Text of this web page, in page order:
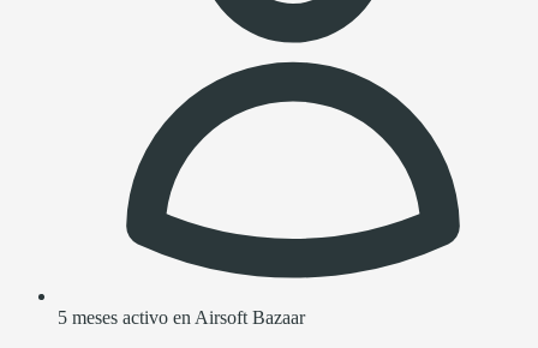
5 meses activo en Airsoft Bazaar